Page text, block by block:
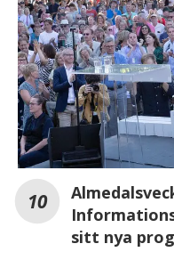
sitt nya